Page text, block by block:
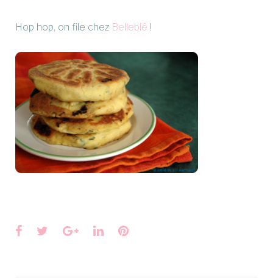
Hop hop, on file chez Belleblé !
Facebook
TwitterGoogle+
LinkedInPinterest